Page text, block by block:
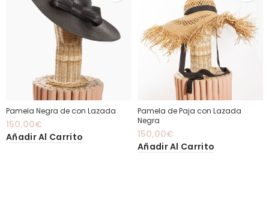
Pamela Negra de con Lazada
150,00€
Añadir Al Carrito
Pamela de Paja con Lazada
Negra
150,00€
Añadir Al Carrito